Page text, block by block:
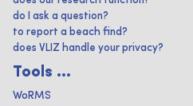
do I ask a question?
to report a beach find?
does VLIZ handle your privacy?
Tools ...
WoRMS